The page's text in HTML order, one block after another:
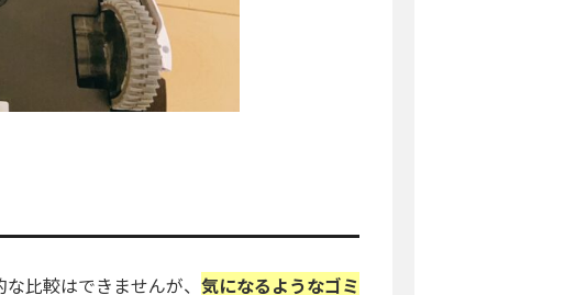
比較はできませんが、 気になるようなゴミ